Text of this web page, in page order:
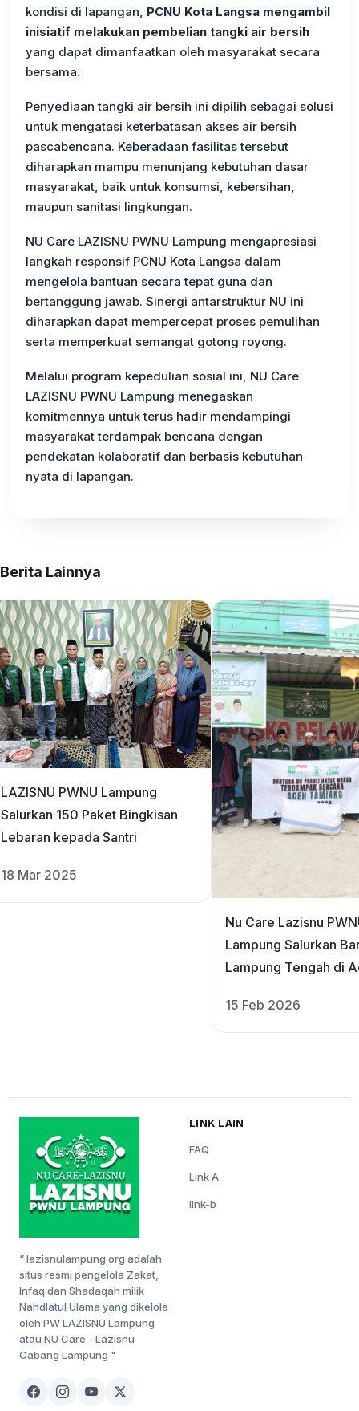
kondisi di lapangan, PCNU Kota Langsa mengambil
inisiatif melakukan pembelian tangki air bersih
yang dapat dimanfaatkan oleh masyarakat secara
bersama.
Penyediaan tangki air bersih ini dipilih sebagai solusi
untuk mengatasi keterbatasan akses air bersih
pascabencana. Keberadaan fasilitas tersebut
diharapkan mampu menunjang kebutuhan dasar
masyarakat, baik untuk konsumsi, kebersihan,
maupun sanitasi lingkungan.
NU Care LAZISNU PWNU Lampung mengapresiasi
langkah responsif PCNU Kota Langsa dalam
mengelola bantuan secara tepat guna dan
bertanggung jawab. Sinergi antarstruktur NU ini
diharapkan dapat mempercepat proses pemulihan
serta memperkuat semangat gotong royong.
Melalui program kepedulian sosial ini, NU Care
LAZISNU PWNU Lampung menegaskan
komitmennya untuk terus hadir mendampingi
masyarakat terdampak bencana dengan
pendekatan kolaboratif dan berbasis kebutuhan
nyata di lapangan.
Berita Lainnya
LAZISNU PWNU Lampung
Salurkan 150 Paket Bingkisan
Lebaran kepada Santri
18 Mar 2025
Nu Care Lazisnu
Lampung Salurkan
Lampung Tengah di
15 Feb 2026
“ lazisnulampung.org adalah
situs resmi pengelola Zakat,
Infaq dan Shadaqah milik
Nahdlatul Ulama yang dikelola
oleh PW LAZISNU Lampung
atau NU Care - Lazisnu
Cabang Lampung "
LINK LAIN
FAQ
Link A
link-b